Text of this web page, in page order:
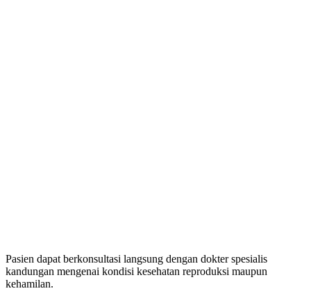
Pasien dapat berkonsultasi langsung dengan dokter spesialis
kandungan mengenai kondisi kesehatan reproduksi maupun
kehamilan.